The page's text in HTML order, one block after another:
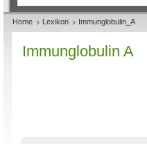
Home Lexikon Immunglobulin_A
Immunglobulin A